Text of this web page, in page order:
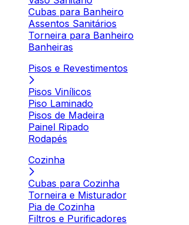
Cubas para Banheiro
Assentos Sanitários
Torneira para Banheiro
Banheiras
Pisos e Revestimentos
Pisos Vinílicos
Piso Laminado
Pisos de Madeira
Painel Ripado
Rodapés
Cozinha
Cubas para Cozinha
Torneira e Misturador
Pia de Cozinha
Filtros e Purificadores